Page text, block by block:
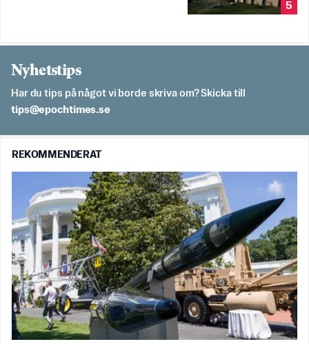
5
Nyhetstips
Har du tips på något vi borde skriva om? Skicka till
es.semithcope@spit
REKOMMENDERAT